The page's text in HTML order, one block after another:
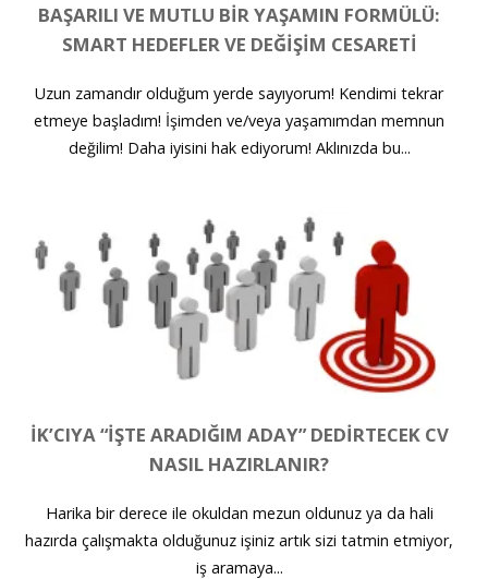
BAŞARILI VE MUTLU BIR YAŞAMIN FORMÜLÜ:
SMART HEDEFLER VE DEĞIŞIM CESARETI
Uzun zamandır olduğum yerde sayıyorum! Kendimi tekrar
etmeye başladım! İşimden ve/veya yaşamımdan memnun
değilim! Daha iyisini hak ediyorum! Aklınızda bu...
İK’CIYA “İŞTE ARADIĞIM ADAY” DEDIRTECEK CV
NASIL HAZIRLANIR?
Harika bir derece ile okuldan mezun oldunuz ya da hali
hazırda çalışmakta olduğunuz işiniz artık sizi tatmin etmiyor,
iş aramaya...